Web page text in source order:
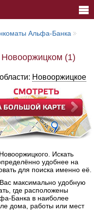
Альфа-Банка
(1)
Новооржицкое
Искать
удобнее на
для поиска именно её.
максимально удобную
где расположены
Банка в наиболее
дома, работы или мест